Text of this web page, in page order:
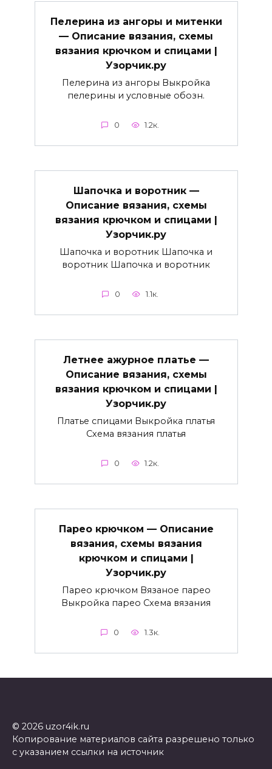
Пелерина из ангоры и митенки
— Описание вязания, схемы
вязания крючком и спицами |
Узорчик.ру
Пелерина из ангоры Выкройка
пелерины и условные обозн.
0 1.2к.
Шапочка и воротник —
Описание вязания, схемы
вязания крючком и спицами |
Узорчик.ру
Шапочка и воротник Шапочка и
воротник Шапочка и воротник
0 1.1к.
Летнее ажурное платье —
Описание вязания, схемы
вязания крючком и спицами |
Узорчик.ру
Платье спицами Выкройка платья
Схема вязания платья
0 1.2к.
Парео крючком — Описание
вязания, схемы вязания
крючком и спицами |
Узорчик.ру
Парео крючком Вязаное парео
Выкройка парео Схема вязания
0 1.3к.
© 2026 uzor4ik.ru
Копирование материалов сайта разрешено только
с указанием ссылки на источник